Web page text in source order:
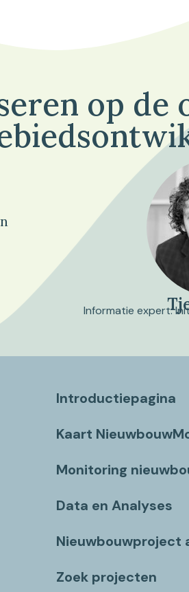
op de
Informatie expert.
Introductiepagina
Kaart
Monitoring
Data en Analyses
Nieuwbouwproject
Zoek projecten